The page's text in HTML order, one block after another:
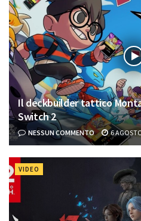
Il deckbuilder tattico
Switch 2
NESSUN COMMENTO 6
VIDEO